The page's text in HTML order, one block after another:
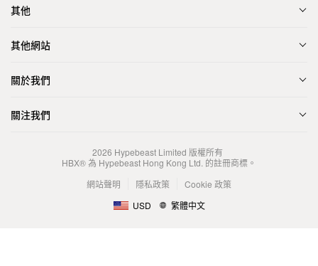
其他
其他網站
關於我們
關注我們
2026 Hypebeast Limited 版權所有
HBX® 為 Hypebeast Hong Kong Ltd. 的註冊商標。
網站聲明
隱私政策
Cookie 政策
USD
繁體中文